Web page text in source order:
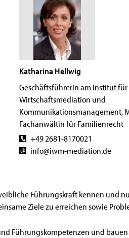
Katharina Hellwig
Geschäftsführerin am Institut für
Wirtschaftsmediation und
Kommunikationsmanagement,
Fachanwältin für Familienrecht
+49 2681-8170021
info@iwm-mediation.de
Führungskraft kennen und
Ziele zu erreichen sowie
Führungskompetenzen und